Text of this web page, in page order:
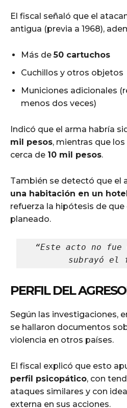
El fiscal señaló que el
antigua (previa a 1968),
Más de50 cartuchos
Cuchillos y otros objetos
Municiones adicionales
menos dos veces)
Indicó que el arma habría
mil pesos, mientras que
cerca de 10 mil pesos.
También se detectó que el
una habitación en un
refuerza la hipótesis de
planeado.
“Este acto no fue
subrayó el
PERFIL DEL
Según las investigaciones,
se hallaron documentos
violencia en otros países.
El fiscal explicó que esto
perfil psicopático, con
ataques similares y con
externa en sus acciones.